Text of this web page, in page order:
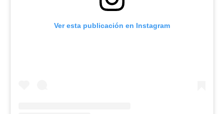
Ver esta publicación en Instagram